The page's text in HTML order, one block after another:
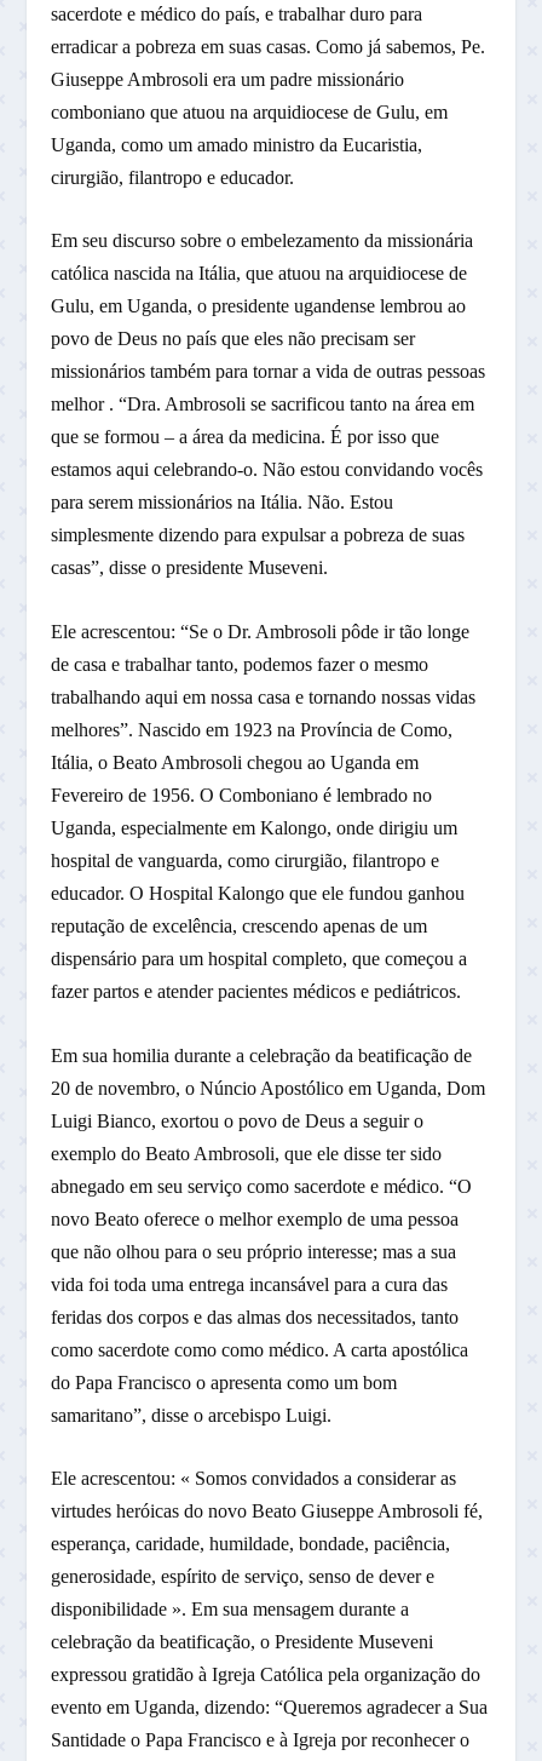
sacerdote e médico do país, e trabalhar duro para
erradicar a pobreza em suas casas. Como já sabemos, Pe.
Giuseppe Ambrosoli era um padre missionário
comboniano que atuou na arquidiocese de Gulu, em
Uganda, como um amado ministro da Eucaristia,
cirurgião, filantropo e educador.
Em seu discurso sobre o embelezamento da missionária
católica nascida na Itália, que atuou na arquidiocese de
Gulu, em Uganda, o presidente ugandense lembrou ao
povo de Deus no país que eles não precisam ser
missionários também para tornar a vida de outras pessoas
melhor . “Dra. Ambrosoli se sacrificou tanto na área em
que se formou – a área da medicina. É por isso que
estamos aqui celebrando-o. Não estou convidando vocês
para serem missionários na Itália. Não. Estou
simplesmente dizendo para expulsar a pobreza de suas
casas”, disse o presidente Museveni.
Ele acrescentou: “Se o Dr. Ambrosoli pôde ir tão longe
de casa e trabalhar tanto, podemos fazer o mesmo
trabalhando aqui em nossa casa e tornando nossas vidas
melhores”. Nascido em 1923 na Província de Como,
Itália, o Beato Ambrosoli chegou ao Uganda em
Fevereiro de 1956. O Comboniano é lembrado no
Uganda, especialmente em Kalongo, onde dirigiu um
hospital de vanguarda, como cirurgião, filantropo e
educador. O Hospital Kalongo que ele fundou ganhou
reputação de excelência, crescendo apenas de um
dispensário para um hospital completo, que começou a
fazer partos e atender pacientes médicos e pediátricos.
Em sua homilia durante a celebração da beatificação de
20 de novembro, o Núncio Apostólico em Uganda, Dom
Luigi Bianco, exortou o povo de Deus a seguir o
exemplo do Beato Ambrosoli, que ele disse ter sido
abnegado em seu serviço como sacerdote e médico. “O
novo Beato oferece o melhor exemplo de uma pessoa
que não olhou para o seu próprio interesse; mas a sua
vida foi toda uma entrega incansável para a cura das
feridas dos corpos e das almas dos necessitados, tanto
como sacerdote como como médico. A carta apostólica
do Papa Francisco o apresenta como um bom
samaritano”, disse o arcebispo Luigi.
Ele acrescentou: « Somos convidados a considerar as
virtudes heróicas do novo Beato Giuseppe Ambrosoli fé,
esperança, caridade, humildade, bondade, paciência,
generosidade, espírito de serviço, senso de dever e
disponibilidade ». Em sua mensagem durante a
celebração da beatificação, o Presidente Museveni
expressou gratidão à Igreja Católica pela organização do
evento em Uganda, dizendo: “Queremos agradecer a Sua
Santidade o Papa Francisco e à Igreja por reconhecer o